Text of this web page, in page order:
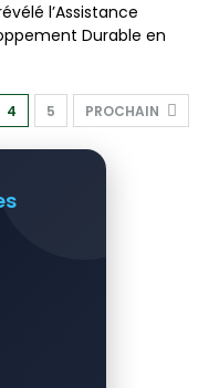
l’Assistance
Durable en
4 5 PROCHAIN